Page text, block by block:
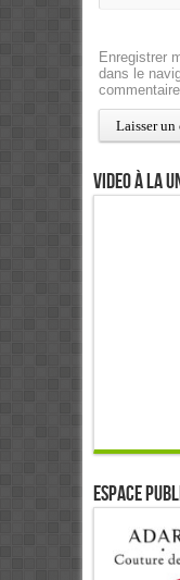
Enregistrer
dans le
Video à la
ESPACE